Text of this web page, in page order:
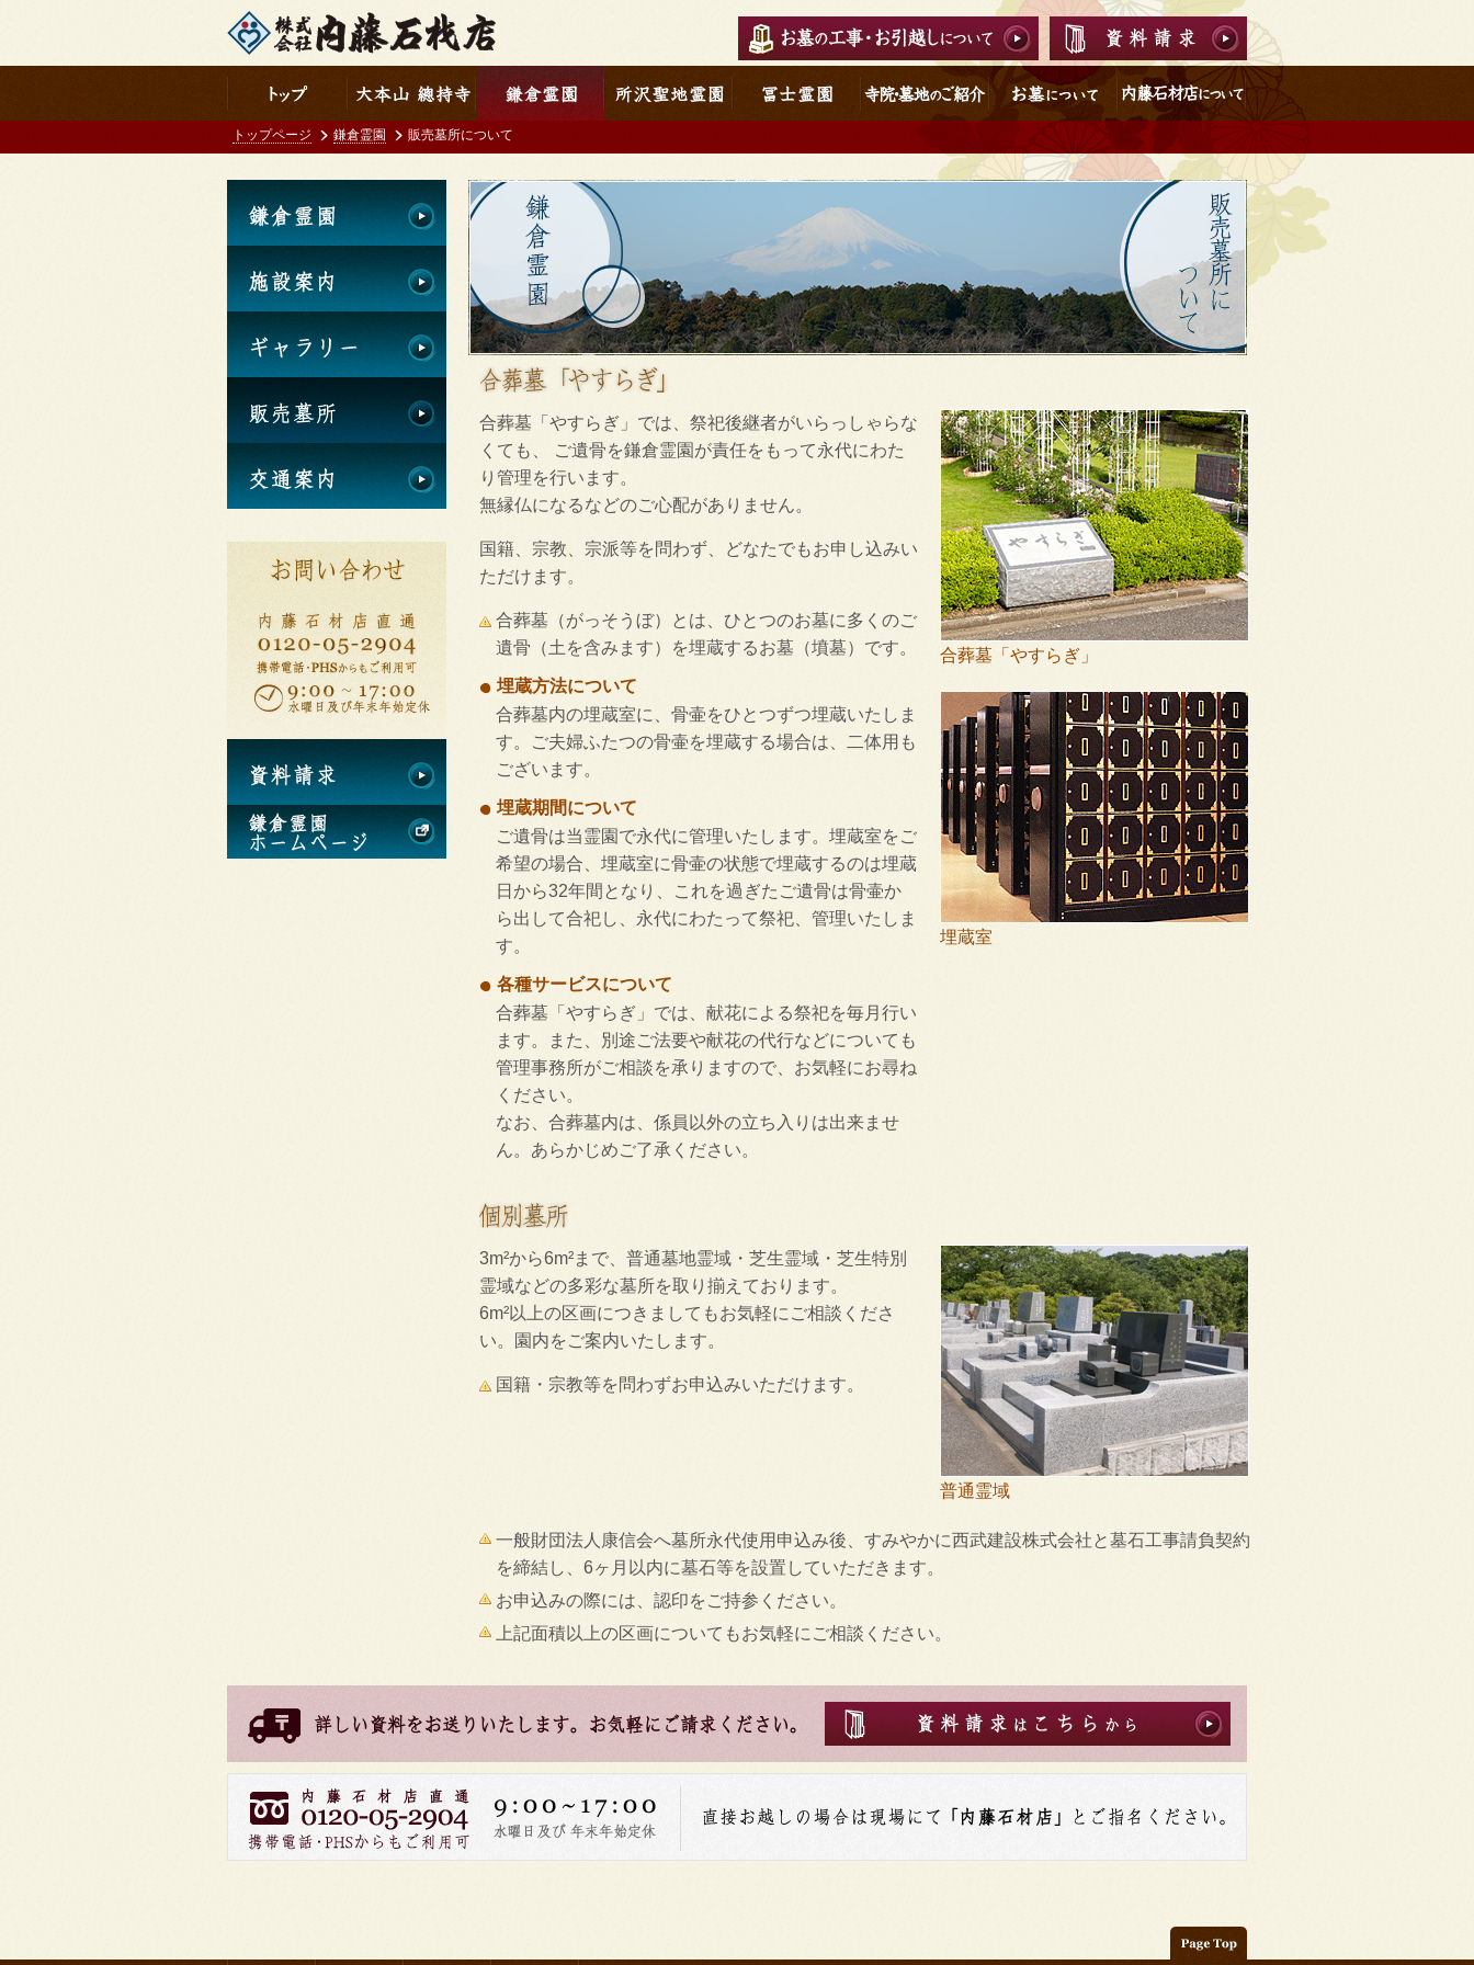
トップページ 鎌倉霊園 販売墓所について
合葬墓「やすらぎ」では、祭祀後継者がいらっしゃらな
くても、 ご遺骨を鎌倉霊園が責任をもって永代にわた
り管理を行います。
無縁仏になるなどのご心配がありません。
国籍、宗教、宗派等を問わず、どなたでもお申し込みい
ただけます。
合葬墓（がっそうぼ）とは、ひとつのお墓に多くのご
遺骨（土を含みます）を埋蔵するお墓（墳墓）です。
合葬墓「やすらぎ」
埋蔵方法について
合葬墓内の埋蔵室に、骨壷をひとつずつ埋蔵いたしま
す。ご夫婦ふたつの骨壷を埋蔵する場合は、二体用も
ございます。
埋蔵室
埋蔵期間について
ご遺骨は当霊園で永代に管理いたします。埋蔵室をご
希望の場合、埋蔵室に骨壷の状態で埋蔵するのは埋蔵
日から32年間となり、これを過ぎたご遺骨は骨壷か
ら出して合祀し、永代にわたって祭祀、管理いたしま
す。
各種サービスについて
合葬墓「やすらぎ」では、献花による祭祀を毎月行い
ます。また、別途ご法要や献花の代行などについても
管理事務所がご相談を承りますので、お気軽にお尋ね
ください。
なお、合葬墓内は、係員以外の立ち入りは出来ませ
ん。あらかじめご了承ください。
3m²から6m²まで、普通墓地霊域・芝生霊域・芝生特別
霊域などの多彩な墓所を取り揃えております。
6m²以上の区画につきましてもお気軽にご相談くださ
い。園内をご案内いたします。
国籍・宗教等を問わずお申込みいただけます。
普通霊域
一般財団法人康信会へ墓所永代使用申込み後、すみやかに西武建設株式会社と墓石工事請負契約
を締結し、6ヶ月以内に墓石等を設置していただきます。
お申込みの際には、認印をご持参ください。
上記面積以上の区画についてもお気軽にご相談ください。